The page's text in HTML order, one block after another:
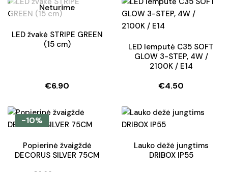
was:
€15.90.
is:
€13.90.
Neturime
LED žvakė STRIPE GREEN
(15 cm)
€6.90
LED lemputė C35 SOFT
GLOW 3-STEP, 4W /
2100K / E14
€4.50
-10%
Popierinė žvaigždė
DECORUS SILVER 75CM
Lauko dėžė jungtims
DRIBOX IP55